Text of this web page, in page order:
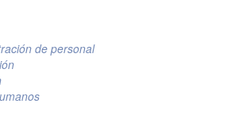
de personal